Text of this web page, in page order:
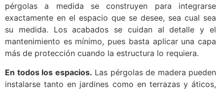
pérgolas a medida se construyen para integrarse
exactamente en el espacio que se desee, sea cual sea
su medida. Los acabados se cuidan al detalle y el
mantenimiento es mínimo, pues basta aplicar una capa
más de protección cuando la estructura lo requiera.
En todos los espacios. Las pérgolas de madera pueden
instalarse tanto en jardines como en terrazas y áticos,